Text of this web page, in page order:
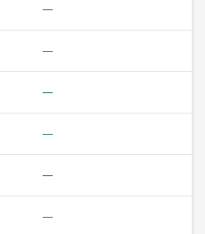
—
—
—
—
—
—